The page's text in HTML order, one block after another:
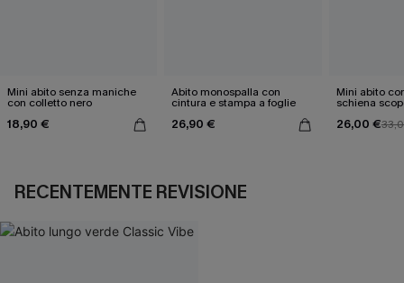
Mini abito senza maniche
con colletto nero
18,90 €
Abito monospalla con
cintura e stampa a foglie
26,90 €
Mini abito
schiena
26,00 €
RECENTEMENTE REVISIONE